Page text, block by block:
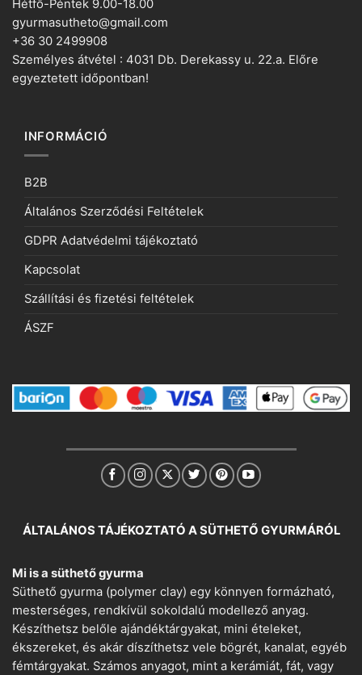
Hétfő-Péntek 9.00-18.00
gyurmasutheto@gmail.com
+36 30 2499908
Személyes átvétel : 4031 Db. Derekassy u. 22.a. Előre
egyeztetett időpontban!
INFORMÁCIÓ
B2B
Általános Szerződési Feltételek
GDPR Adatvédelmi tájékoztató
Kapcsolat
Szállítási és fizetési feltételek
ÁSZF
ÁLTALÁNOS TÁJÉKOZTATÓ A SÜTHETŐ GYURMÁRÓL
Mi is a süthető gyurma
Süthető gyurma (polymer clay) egy könnyen formázható,
mesterséges, rendkívül sokoldalú modellező anyag.
Készíthetsz belőle ajándéktárgyakat, mini ételeket,
ékszereket, és akár díszíthetsz vele bögrét, kanalat, egyéb
fémtárgyakat. Számos anyagot, mint a kerámiát, fát, vagy